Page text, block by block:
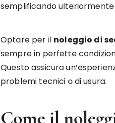
semplificando ulteriormente
Optare per il noleggio di
sempre in perfette
Questo assicura
problemi tecnici o di usura.
Come il